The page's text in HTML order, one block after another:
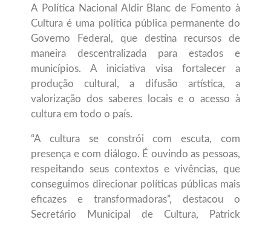
A Política Nacional Aldir Blanc de Fomento à
Cultura é uma política pública permanente do
Governo Federal, que destina recursos de
maneira descentralizada para estados e
municípios. A iniciativa visa fortalecer a
produção cultural, a difusão artística, a
valorização dos saberes locais e o acesso à
cultura em todo o país.
“A cultura se constrói com escuta, com
presença e com diálogo. É ouvindo as pessoas,
respeitando seus contextos e vivências, que
conseguimos direcionar políticas públicas mais
eficazes e transformadoras”, destacou o
Secretário Municipal de Cultura, Patrick